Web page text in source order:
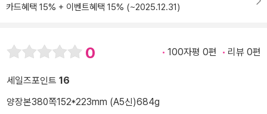
카드혜택 15% + 이벤트혜택 15% (~2025.12.31)
0 100자평 0편 리뷰 0편
세일즈포인트 16
양장본380쪽152*223mm (A5신)684g